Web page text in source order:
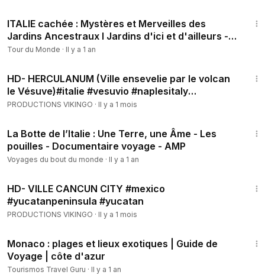
ITALIE cachée : Mystères et Merveilles des
Jardins Ancestraux l Jardins d'ici et d'ailleurs -
BT
Tour du Monde · Il y a 1 an
HD- HERCULANUM (Ville ensevelie par le volcan
le Vésuve)#italie #vesuvio #naplesitaly
#herculaneum
PRODUCTIONS VIKINGO · Il y a 1 mois
La Botte de l’Italie : Une Terre, une Âme - Les
pouilles - Documentaire voyage - AMP
Voyages du bout du monde · Il y a 1 an
HD- VILLE CANCUN CITY #mexico
#yucatanpeninsula #yucatan
PRODUCTIONS VIKINGO · Il y a 1 mois
Monaco : plages et lieux exotiques | Guide de
Voyage | côte d'azur
Tourismos Travel Guru · Il y a 1 an